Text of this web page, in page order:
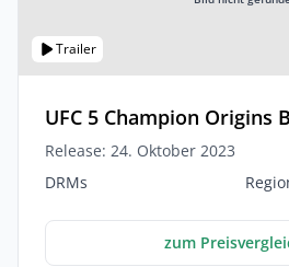
Trailer
UFC 5 Champion Origins
Release: 24. Oktober 2023
DRMs
zum